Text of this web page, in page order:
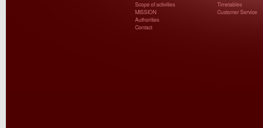
Scope of activities
MISSION
Authorities
Contact
Timetables
Customer Service